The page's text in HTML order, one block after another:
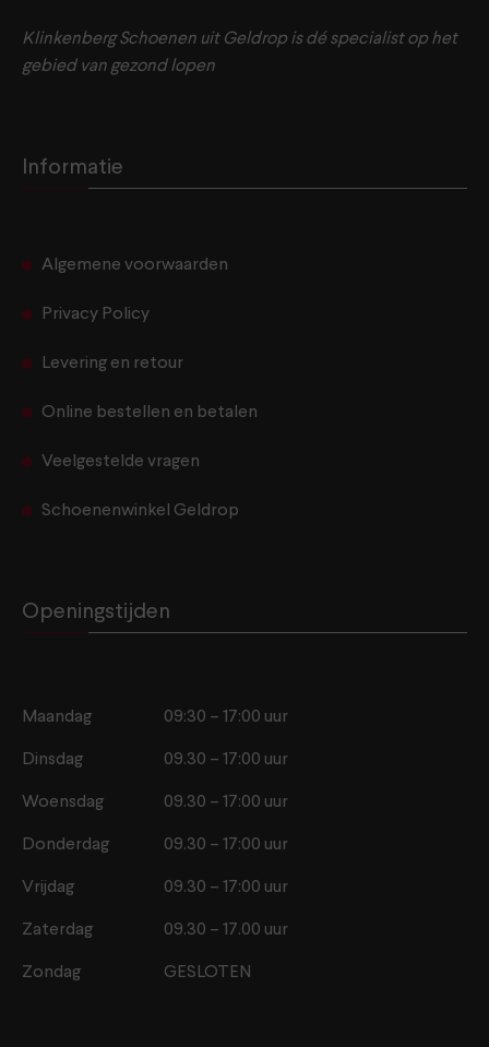
Klinkenberg Schoenen uit Geldrop is dé specialist op het
gebied van gezond lopen
Informatie
Algemene voorwaarden
Privacy Policy
Levering en retour
Online bestellen en betalen
Veelgestelde vragen
Schoenenwinkel Geldrop
Openingstijden
Maandag 09:30 – 17:00 uur
Dinsdag 09.30 – 17:00 uur
Woensdag 09.30 – 17:00 uur
Donderdag 09.30 – 17:00 uur
Vrijdag 09.30 – 17:00 uur
Zaterdag 09.30 – 17.00 uur
Zondag GESLOTEN